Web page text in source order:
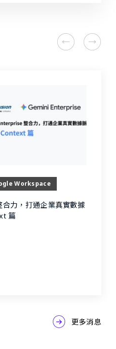
Workspace
力，打通企業真實數據
篇
更多消息